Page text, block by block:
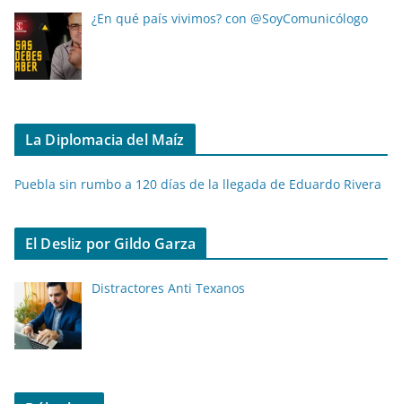
¿En qué país vivimos? con @SoyComunicólogo
La Diplomacia del Maíz
Puebla sin rumbo a 120 días de la llegada de Eduardo Rivera
El Desliz por Gildo Garza
Distractores Anti Texanos